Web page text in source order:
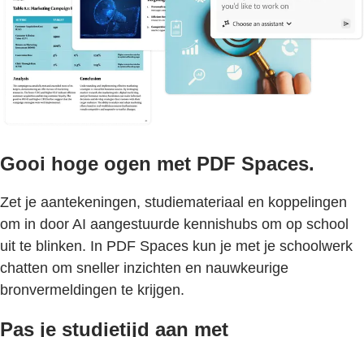
Gooi hoge ogen met PDF Spaces.​
Zet je aantekeningen, studiemateriaal en koppelingen
om in door AI aangestuurde kennishubs om op school
uit te blinken. In PDF Spaces kun je met je schoolwerk
chatten om sneller inzichten en nauwkeurige
bronvermeldingen te krijgen.
Pas je studietijd aan met